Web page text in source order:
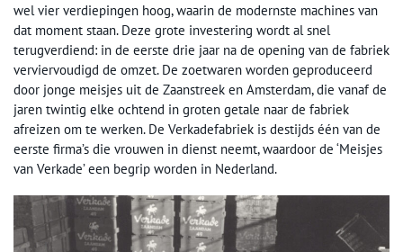
wel vier verdiepingen hoog, waarin de modernste machines van
dat moment staan. Deze grote investering wordt al snel
terugverdiend: in de eerste drie jaar na de opening van de fabriek
verviervoudigd de omzet. De zoetwaren worden geproduceerd
door jonge meisjes uit de Zaanstreek en Amsterdam, die vanaf de
jaren twintig elke ochtend in groten getale naar de fabriek
afreizen om te werken. De Verkadefabriek is destijds één van de
eerste firma’s die vrouwen in dienst neemt, waardoor de ‘Meisjes
van Verkade’ een begrip worden in Nederland.